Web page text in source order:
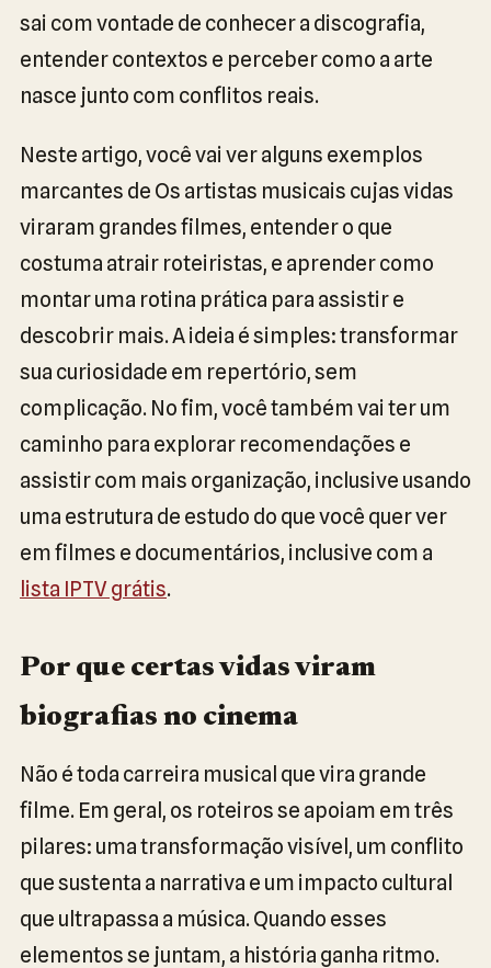
sai com vontade de conhecer a discografia,
entender contextos e perceber como a arte
nasce junto com conflitos reais.
Neste artigo, você vai ver alguns exemplos
marcantes de Os artistas musicais cujas vidas
viraram grandes filmes, entender o que
costuma atrair roteiristas, e aprender como
montar uma rotina prática para assistir e
descobrir mais. A ideia é simples: transformar
sua curiosidade em repertório, sem
complicação. No fim, você também vai ter um
caminho para explorar recomendações e
assistir com mais organização, inclusive usando
uma estrutura de estudo do que você quer ver
em filmes e documentários, inclusive com a
lista IPTV grátis.
Por que certas vidas viram
biografias no cinema
Não é toda carreira musical que vira grande
filme. Em geral, os roteiros se apoiam em três
pilares: uma transformação visível, um conflito
que sustenta a narrativa e um impacto cultural
que ultrapassa a música. Quando esses
elementos se juntam, a história ganha ritmo.